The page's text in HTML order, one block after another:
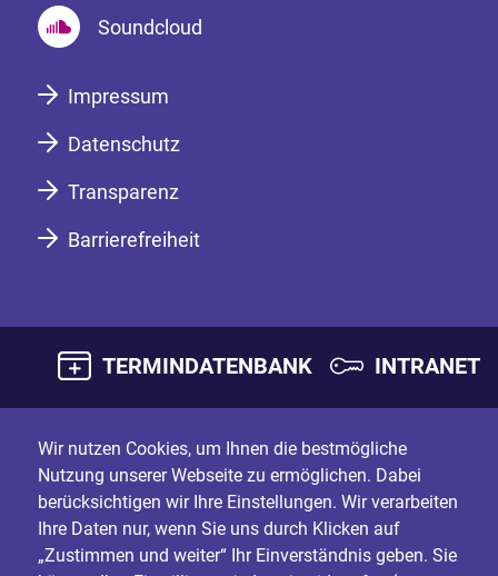
Soundcloud
Impressum
Datenschutz
Transparenz
Barrierefreiheit
TERMINDATENBANK INTRANET
Wir nutzen Cookies, um Ihnen die bestmögliche
Nutzung unserer Webseite zu ermöglichen. Dabei
berücksichtigen wir Ihre Einstellungen. Wir verarbeiten
Ihre Daten nur, wenn Sie uns durch Klicken auf
„Zustimmen und weiter“ Ihr Einverständnis geben. Sie